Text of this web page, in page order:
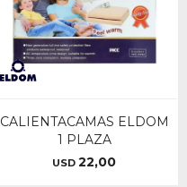
CALIENTACAMAS ELDOM
1 PLAZA
USD 22,00